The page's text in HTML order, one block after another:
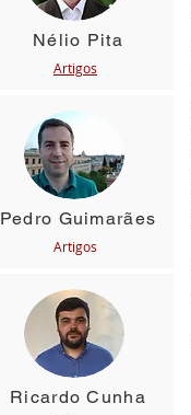
Nélio Pita
Artigos
Pedro Guimarães
Artigos
Ricardo Cunha